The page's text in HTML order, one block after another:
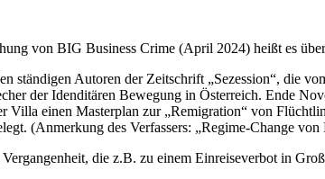
von BIG Business Crime (April 2024) heißt es
ständigen Autoren der Zeitschrift „Sezession“, die
der Idenditären Bewegung in Österreich. Ende
Villa einen Masterplan zur „Remigration“ von
(Anmerkung des Verfassers: „Regime-Change von
die z.B. zu einem Einreiseverbot in